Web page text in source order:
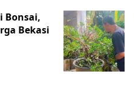
Bonsai,
Bekasi